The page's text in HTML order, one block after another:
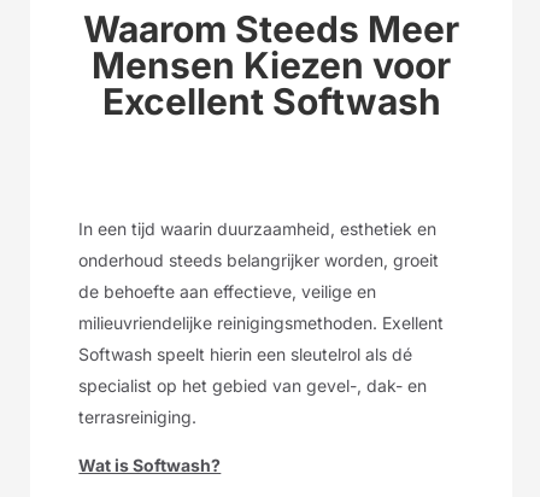
Waarom Steeds Meer
Mensen Kiezen voor
Excellent Softwash
In een tijd waarin duurzaamheid, esthetiek en
onderhoud steeds belangrijker worden, groeit
de behoefte aan effectieve, veilige en
milieuvriendelijke reinigingsmethoden. Exellent
Softwash speelt hierin een sleutelrol als dé
specialist op het gebied van gevel-, dak- en
terrasreiniging.
Wat is Softwash?